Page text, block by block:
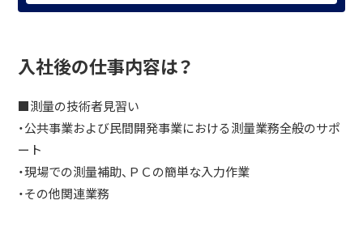
入社後の仕事内容は？
■測量の技術者見習い
・公共事業および民間開発事業における測量業務全般のサポ
ート
・現場での測量補助、ＰＣの簡単な入力作業
・その他関連業務